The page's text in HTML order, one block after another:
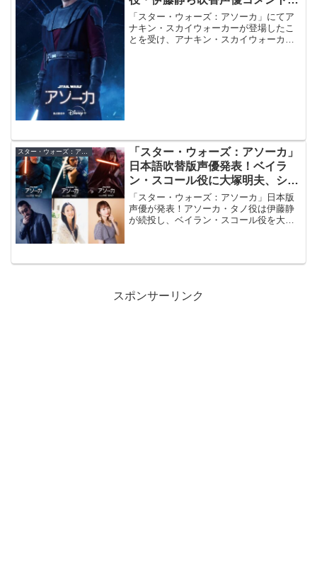
表！
「スター・ウォーズ：アソーカ」にてア
ナキン・スカイウォーカーが登場したこ
とを受け、アナキン・スカイウォーカー
「スター・ウォーズ：アソーカ」
日本語吹替版声優発表！ベイラ
ン・スコール役に大塚明夫、シ
ン・ハティ役は戸松遥
「スター・ウォーズ：アソーカ」日本版
声優が発表！アソーカ・タノ役は伊藤静
が続投し、ベイラン・スコール役を大塚
スポンサーリンク